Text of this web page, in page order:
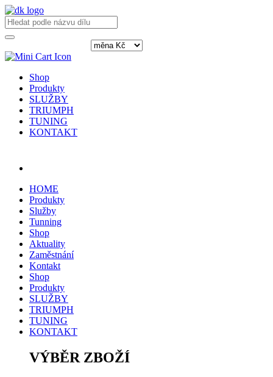
Shop
Produkty
SLUŽBY
TRIUMPH
TUNING
KONTAKT
HOME
Produkty
Služby
Tunning
Shop
Aktuality
Zaměstnání
Kontakt
Shop
Produkty
SLUŽBY
TRIUMPH
TUNING
KONTAKT
VÝBĚR ZBOŽÍ